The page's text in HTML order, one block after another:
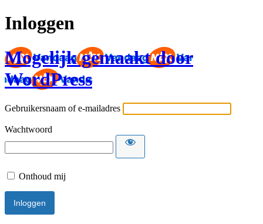
Inloggen
Mogelijk gemaakt door
WordPress
Gebruikersnaam of e-mailadres
Wachtwoord
Onthoud mij